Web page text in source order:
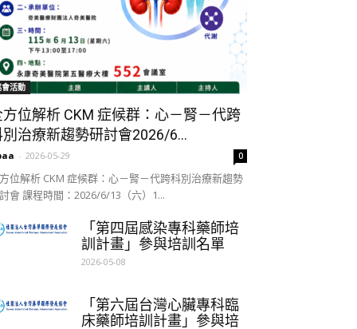
活動
方位解析 CKM 症候群：心－腎－代跨
別治療新趨勢研討會2026/6...
- 2026-05-29 0
位解析 CKM 症候群：心－腎－代跨科別治療新趨勢
會 課程時間：2026/6/13（六）1...
「第四屆感染專科藥師培
訓計畫」參與培訓名單
2026-05-08
「第六屆台灣心臟專科臨
床藥師培訓計畫」參與培